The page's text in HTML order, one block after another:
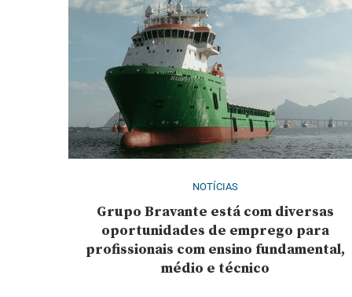
NOTÍCIAS
Grupo Bravante está com diversas
oportunidades de emprego para
profissionais com ensino fundamental,
médio e técnico